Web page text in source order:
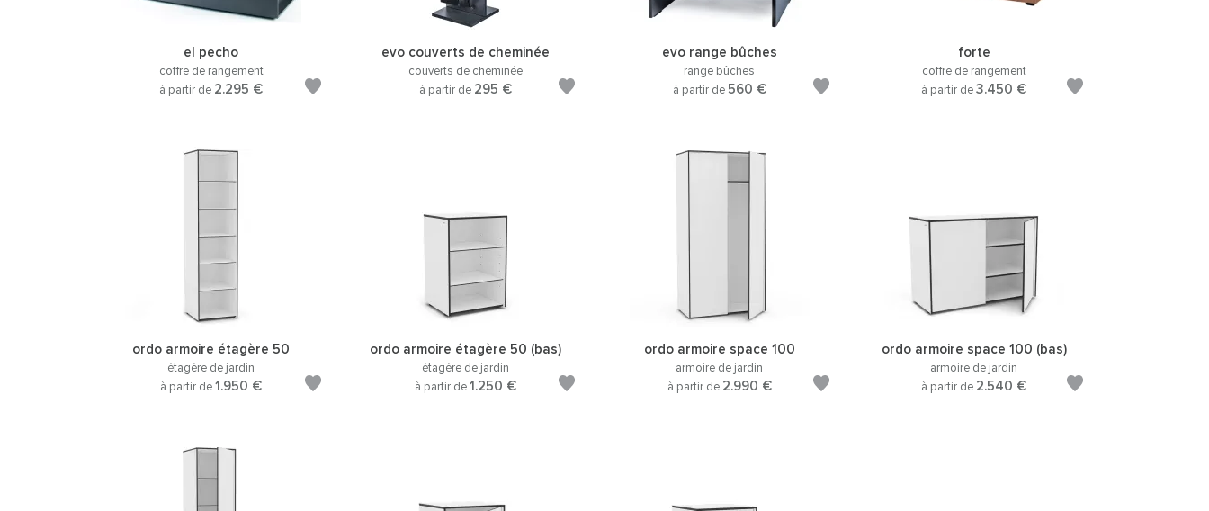
el pecho
coffre de rangement
à partir de 2.295 €
evo couverts de cheminée
couverts de cheminée
à partir de 295 €
evo range bûches
range bûches
à partir de 560 €
forte
coffre de rangement
à partir de3.450 €
ordo armoire étagère 50
étagère de jardin
à partir de1.950 €
ordo armoire étagère 50 (bas)
étagère de jardin
à partir de 1.250 €
ordo armoire space 100
armoire de jardin
à partir de 2.990 €
ordo armoire space 100 (bas)
armoire de jardin
à partir de 2.540 €